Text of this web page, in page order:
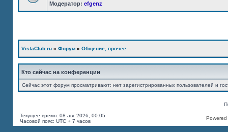
Модератор: efgenz
VistaClub.ru » Форум » Общение, прочее
Кто сейчас на конференции
Сейчас этот форум просматривают: нет зарегистрированных пользователей и
Текущее время: 08 авг 2026, 00:05
Часовой пояс: UTC + 7 часов